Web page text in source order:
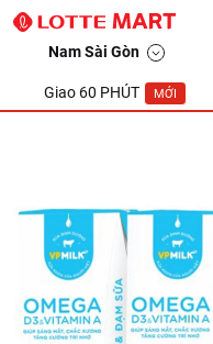
Nam Sài Gòn
Giao 60 PHÚT MỚI